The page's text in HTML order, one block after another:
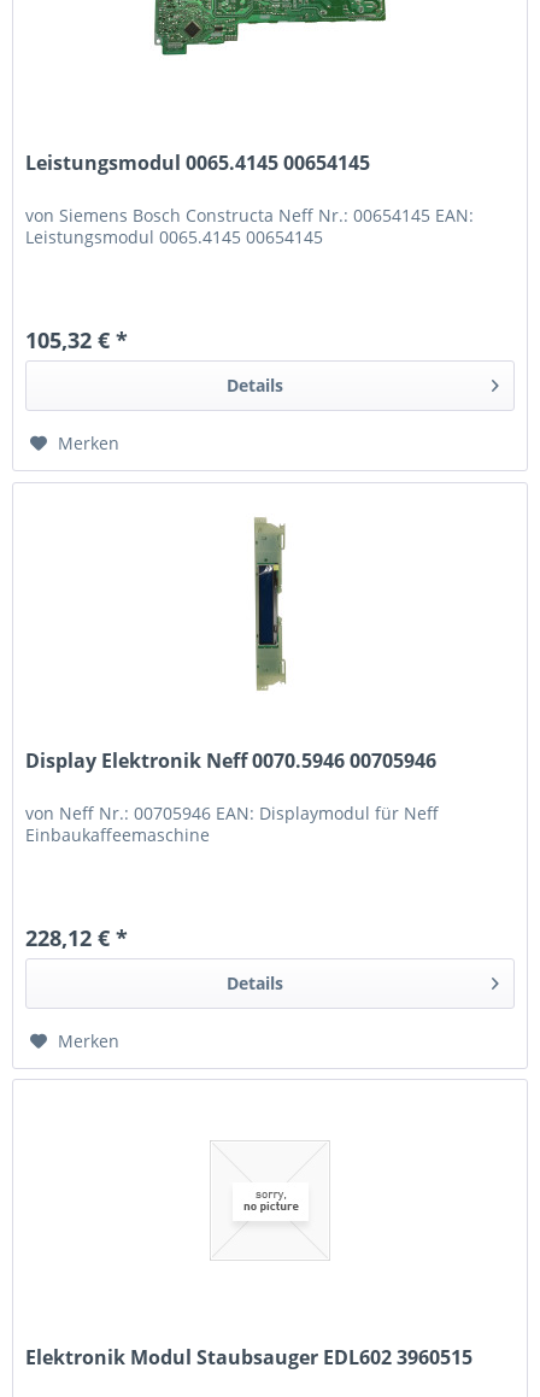
Leistungsmodul 0065.4145 00654145
von Siemens Bosch Constructa Neff Nr.: 00654145 EAN:
Leistungsmodul 0065.4145 00654145
105,32 € *
Details
Merken
Display Elektronik Neff 0070.5946 00705946
von Neff Nr.: 00705946 EAN: Displaymodul für Neff
Einbaukaffeemaschine
228,12 € *
Details
Merken
Elektronik Modul Staubsauger EDL602 3960515